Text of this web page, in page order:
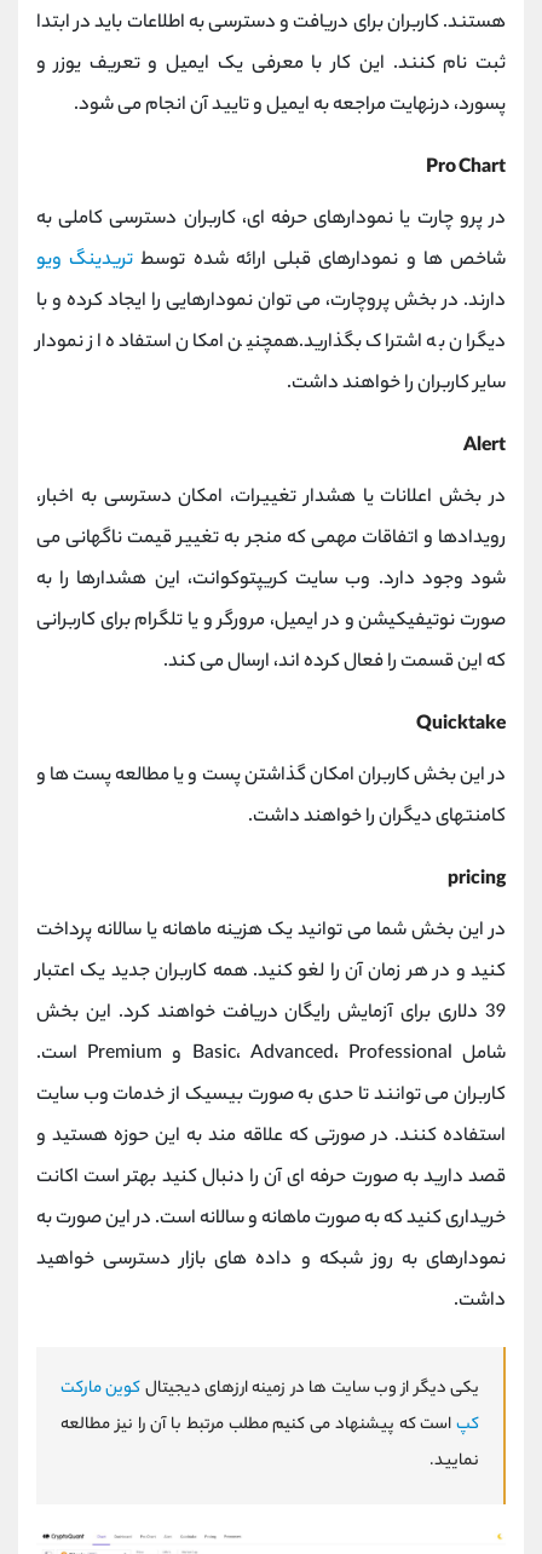
هستند. کاربران برای دریافت و دسترسی به اطلاعات باید در ابتدا
ثبت نام کنند. این کار با معرفی یک ایمیل و تعریف یوزر و
پسورد، درنهایت مراجعه به ایمیل و تایید آن انجام می شود.
Pro Chart
در پرو چارت یا نمودارهای حرفه ای، کاربران دسترسی کاملی به
شاخص ها و نمودارهای قبلی ارائه شده توسط تریدینگ ویو
دارند. در بخش پروچارت، می توان نمودارهایی را ایجاد کرده و با
دیگران به اشتراک بگذارید.همچنین امکان استفاده از نمودار
سایر کاربران را خواهند داشت.
Alert
در بخش اعلانات یا هشدار تغییرات، امکان دسترسی به اخبار،
رویدادها و اتفاقات مهمی که منجر به تغییر قیمت ناگهانی می
شود وجود دارد. وب سایت کریپتوکوانت، این هشدارها را به
صورت نوتیفیکیشن و در ایمیل، مرورگر و یا تلگرام برای کاربرانی
که این قسمت را فعال کرده اند، ارسال می کند.
Quicktake
در این بخش کاربران امکان گذاشتن پست و یا مطالعه پست ها و
کامنتهای دیگران را خواهند داشت.
pricing
در این بخش شما می توانید یک هزینه ماهانه یا سالانه پرداخت
کنید و در هر زمان آن را لغو کنید. همه کاربران جدید یک اعتبار
39 دلاری برای آزمایش رایگان دریافت خواهند کرد. این بخش
شامل Basic، Advanced، Professional و Premium است.
کاربران می توانند تا حدی به صورت بیسیک از خدمات وب سایت
استفاده کنند. در صورتی که علاقه مند به این حوزه هستید و
قصد دارید به صورت حرفه ای آن را دنبال کنید بهتر است اکانت
خریداری کنید که به صورت ماهانه و سالانه است. در این صورت به
نمودارهای به روز شبکه و داده های بازار دسترسی خواهید
داشت.
یکی دیگر از وب سایت ها در زمینه ارزهای دیجیتالکوین مارکت
کپاست که پیشنهاد می کنیم مطلب مرتبط با آن را نیز مطالعه
نمایید.